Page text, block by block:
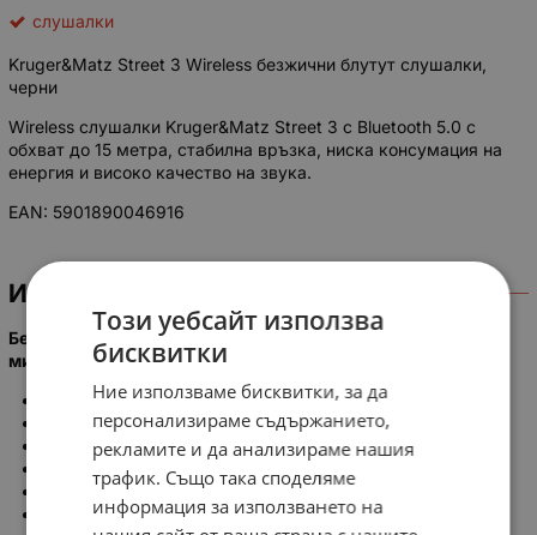
слушалки
Kruger&Matz Street 3 Wireless безжични блутут слушалки,
черни
Wireless слушалки Kruger&Matz Street 3 с Bluetooth 5.0 с
обхват до 15 метра, стабилна връзка, ниска консумация на
енергия и високо качество на звука.
EAN: 5901890046916
ИНФОРМАЦИЯ
Безжични Bluetooth слушалки Kruger&Matz Street 3 с
микрофон, черни
Диаметър на високоговорителя: 40 mm
Магнит: неодимов
Намотка: медна
Честотна характеристика: 20 Hz- 20 kHz
Импеданс: 32 Ohm ±15%
Съотношение S/N: >=80 dB
Този уебсайт използва
бисквитки
Ние използваме бисквитки, за да
персонализираме съдържанието,
рекламите и да анализираме нашия
трафик. Също така споделяме
информация за използването на